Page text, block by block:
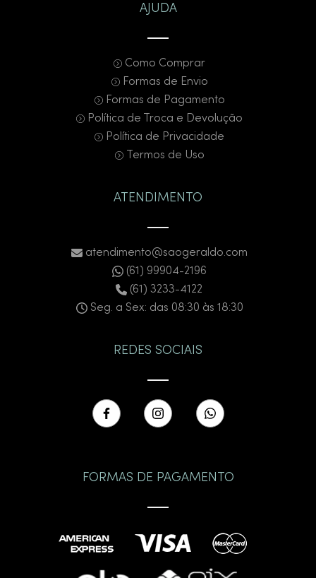
AJUDA
Como Comprar
Formas de Envio
Formas de Pagamento
Política de Troca e Devolução
Política de Privacidade
Termos de Uso
ATENDIMENTO
atendimento@saogeraldo.com
(61) 99904-2196
(61) 3233-4122
Seg. a Sex: das 08:30 às 18:30
REDES SOCIAIS
FORMAS DE PAGAMENTO